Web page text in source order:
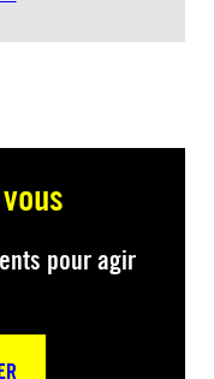
pour agir